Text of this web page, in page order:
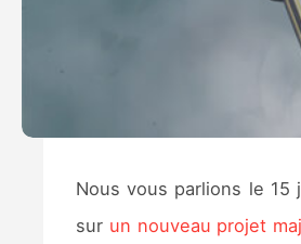
Nous vous parlions le
sur un nouveau projet